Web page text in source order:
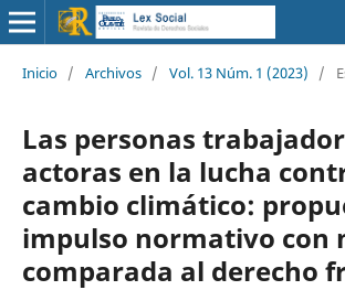
Inicio / Archivos / Vol. 13 Núm. 1 (2023) /
Las personas
actoras en la lucha
cambio climático:
impulso normativo con
comparada al derecho